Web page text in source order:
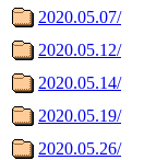
2020.05.07/
2020.05.12/
2020.05.14/
2020.05.19/
2020.05.26/